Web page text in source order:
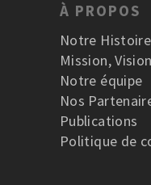
À PROPOS
Notre Histoire
Mission,
Notre équipe
Nos
Publications
Politique de